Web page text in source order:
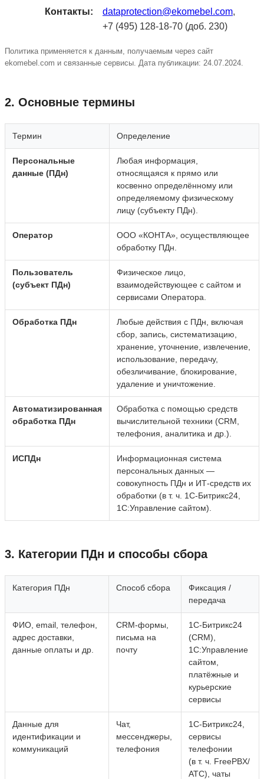
Контакты:
dataprotection@ekomebel.com,
+7 (495) 128‑18‑70 (доб. 230)
Политика применяется к данным, получаемым через сайт
ekomebel.com и связанные сервисы. Дата публикации: 24.07.2024.
2. Основные термины
Термин Определение
Персональные
данные (ПДн)
Любая информация,
относящаяся к прямо или
косвенно определённому или
определяемому физическому
лицу (субъекту ПДн).
Оператор
ООО «КОНТА», осуществляющее
обработку ПДн.
Пользователь
(субъект ПДн)
Физическое лицо,
взаимодействующее с сайтом и
сервисами Оператора.
Обработка ПДн
Любые действия с ПДн, включая
сбор, запись, систематизацию,
хранение, уточнение, извлечение,
использование, передачу,
обезличивание, блокирование,
удаление и уничтожение.
Автоматизированная
обработка ПДн
Обработка с помощью средств
вычислительной техники (CRM,
телефония, аналитика и др.).
ИСПДн
Информационная система
персональных данных —
совокупность ПДн и ИТ‑средств их
обработки (в т. ч. 1С‑Битрикс24,
1С:Управление сайтом).
3. Категории ПДн и способы сбора
Категория ПДн Способ сбора
Фиксация /
передача
ФИО, email, телефон,
адрес доставки,
данные оплаты и др.
CRM‑формы,
письма на
почту
1С‑Битрикс24
(CRM),
1С:Управление
сайтом,
платёжные и
курьерские
сервисы
Данные для
идентификации и
коммуникаций
Чат,
мессенджеры,
телефония
1С‑Битрикс24,
сервисы
телефонии
(в т. ч. FreePBX/
АТС), чаты